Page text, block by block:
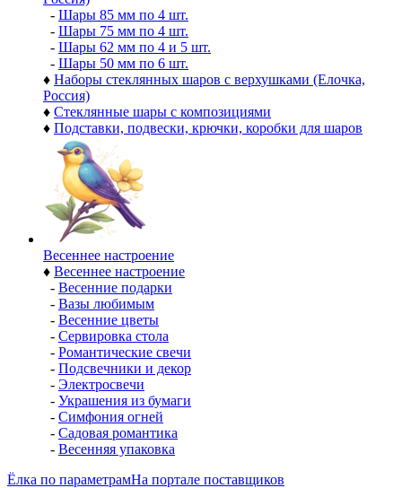
- Шары 85 мм по 4 шт.
- Шары 75 мм по 4 шт.
- Шары 62 мм по 4 и 5 шт.
- Шары 50 мм по 6 шт.
♦ Наборы стеклянных шаров с верхушками (Елочка,
Россия)
♦ Стеклянные шары с композициями
♦ Подставки, подвески, крючки, коробки для шаров
Весеннее настроение
♦ Весеннее настроение
- Весенние подарки
- Вазы любимым
- Весенние цветы
- Сервировка стола
- Романтические свечи
- Подсвечники и декор
- Электросвечи
- Украшения из бумаги
- Симфония огней
- Садовая романтика
- Весенняя упаковка
Ёлка по параметрамНа портале поставщиков